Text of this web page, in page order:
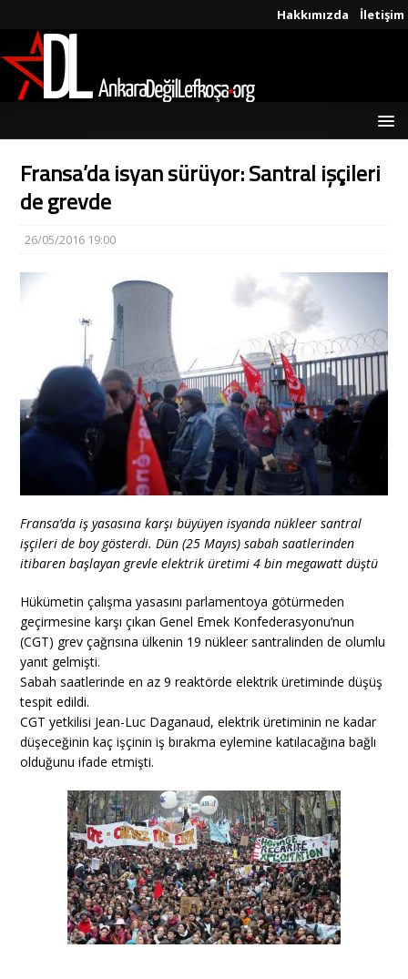
Hakkımızda İletişim
Fransa’da isyan sürüyor: Santral işçileri
de grevde
26/05/2016 19:00
Fransa’da iş yasasına karşı büyüyen isyanda nükleer santral
işçileri de boy gösterdi. Dün (25 Mayıs) sabah saatlerinden
itibaren başlayan grevle elektrik üretimi 4 bin megawatt düştü
Hükümetin çalışma yasasını parlamentoya götürmeden
geçirmesine karşı çıkan Genel Emek Konfederasyonu’nun
(CGT) grev çağrısına ülkenin 19 nükleer santralinden de olumlu
yanıt gelmişti.
Sabah saatlerinde en az 9 reaktörde elektrik üretiminde düşüş
tespit edildi.
CGT yetkilisi Jean-Luc Daganaud, elektrik üretiminin ne kadar
düşeceğinin kaç işçinin iş bırakma eylemine katılacağına bağlı
olduğunu ifade etmişti.